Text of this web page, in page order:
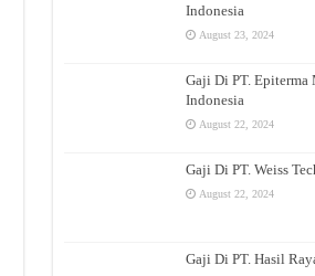
Indonesia
August 23, 2024
Gaji Di PT. Epiterma
Indonesia
August 22, 2024
Gaji Di PT. Weiss
August 22, 2024
Gaji Di PT. Hasil